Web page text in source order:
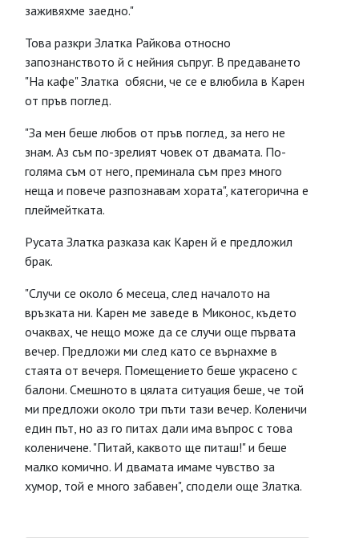
заживяхме заедно."
Това разкри Златка Райкова относно
запознанството й с нейния съпруг. В предаването
"На кафе" Златка обясни, че се е влюбила в Карен
от пръв поглед.
"За мен беше любов от пръв поглед, за него не
знам. Аз съм по-зрелият човек от двамата. По-
голяма съм от него, преминала съм през много
неща и повече разпознавам хората", категорична е
плеймейтката.
Русата Златка разказа как Карен й е предложил
брак.
"Случи се около 6 месеца, след началото на
връзката ни. Карен ме заведе в Миконос, където
очаквах, че нещо може да се случи още първата
вечер. Предложи ми след като се върнахме в
стаята от вечеря. Помещението беше украсено с
балони. Смешното в цялата ситуация беше, че той
ми предложи около три пъти тази вечер. Коленичи
един път, но аз го питах дали има въпрос с това
коленичене. "Питай, каквото ще питаш!" и беше
малко комично. И двамата имаме чувство за
хумор, той е много забавен", сподели още Златка.